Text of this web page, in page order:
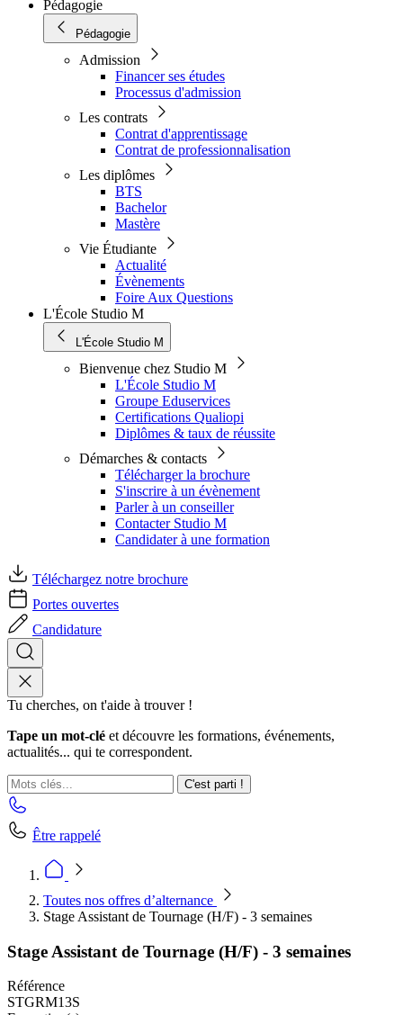
Pédagogie
Pédagogie
Admission
Financer ses études
Processus d'admission
Les contrats
Contrat d'apprentissage
Contrat de professionnalisation
Les diplômes
BTS
Bachelor
Mastère
Vie Étudiante
Actualité
Évènements
Foire Aux Questions
L'École Studio M
L'École Studio M
Bienvenue chez Studio M
L'École Studio M
Groupe Eduservices
Certifications Qualiopi
Diplômes & taux de réussite
Démarches & contacts
Télécharger la brochure
S'inscrire à un évènement
Parler à un conseiller
Contacter Studio M
Candidater à une formation
Téléchargez notre brochure
Portes ouvertes
Candidature
Tu cherches, on t'aide à trouver !
Tape un mot-clé et découvre les formations, événements,
actualités... qui te correspondent.
C'est parti !
Être rappelé
Toutes nos offres d’alternance
Stage Assistant de Tournage (H/F) - 3 semaines
Stage Assistant de Tournage (H/F) - 3 semaines
Référence
STGRM13S